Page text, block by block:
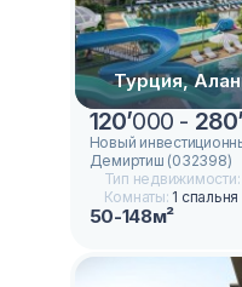
Турция,
120’000 - 280’
Новый
Демиртиш (032398)
Тип
Комнаты: 1 спальня
50-148м²